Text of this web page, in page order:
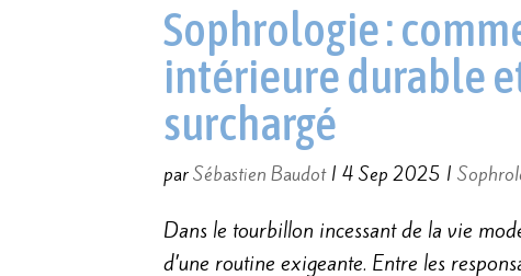
Sophrologie :
intérieure durable
surchargé
parSébastien Baudot|4 Sep 2025 |
Dans le tourbillon incessant de la vie
d’une routine exigeante. Entre les